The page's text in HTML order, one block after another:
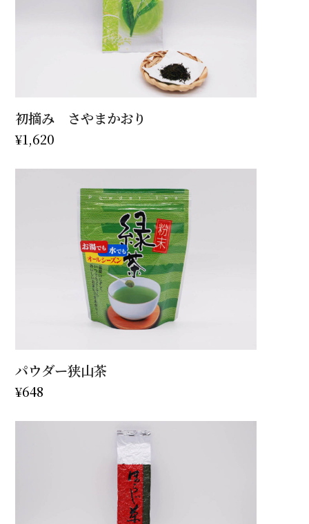
初摘み さやまかおり
¥1,620
パウダー狭山茶
¥648